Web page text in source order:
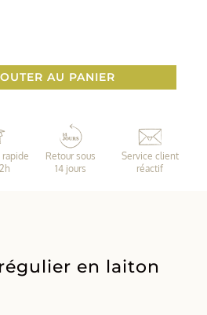
AU PANIER
Retour sous
14 jours
Service client
réactif
en laiton